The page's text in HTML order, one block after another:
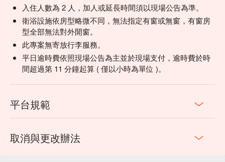
入住人數為 2 人，加人或延長時間須以現場公告為準。
衛浴設施依房型略微不同，無法指定有窗或無窗，有窗房
型全部無法對外開窗。
此專案無寄放行李服務。
平日逾時費依照現場公告為主並於現場支付，逾時費於時
間超過第 11 分鐘起算 ( 僅以小時為單位 )。
平台規範
取消與更改辦法